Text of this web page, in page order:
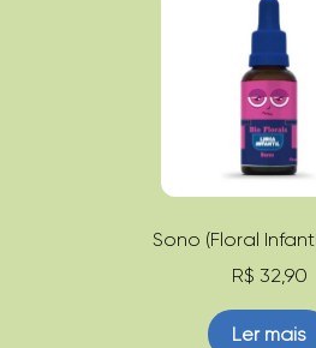
Sono (Floral
R$ 32,90
Ler mais